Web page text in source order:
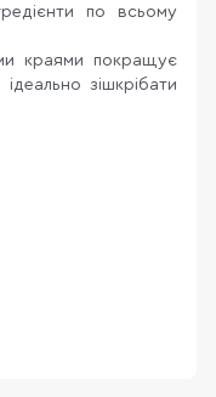
по всьому
краями покращує
зішкрібати